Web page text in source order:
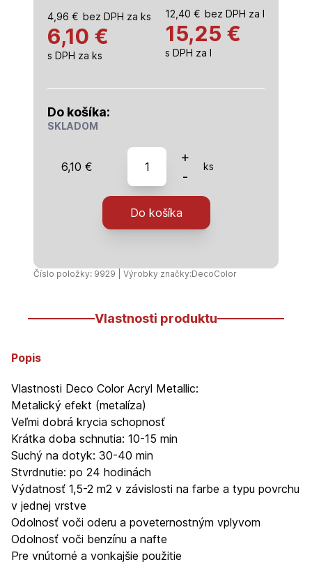
4,96 € bez DPH za ks
6,10 €
s DPH za ks
12,40 € bez DPH za l
15,25 €
s DPH za l
Do košíka:
SKLADOM
6,10 €
množstvo
Deco
Color
Acryl
Metallic
metalíza
+
-
ks
Do košíka
Číslo položky: 9929 | Výrobky značky:DecoColor
Vlastnosti produktu
Popis
Vlastnosti Deco Color Acryl Metallic:
Metalický efekt (metalíza)
Veľmi dobrá krycia schopnosť
Krátka doba schnutia: 10-15 min
Suchý na dotyk: 30-40 min
Stvrdnutie: po 24 hodinách
Výdatnosť 1,5-2 m2 v závislosti na farbe a typu povrchu
v jednej vrstve
Odolnosť voči oderu a poveternostným vplyvom
Odolnosť voči benzínu a nafte
Pre vnútorné a vonkajšie použitie